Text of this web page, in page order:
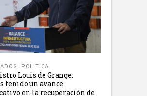
, POLÍTICA
Louis de Grange:
tenido un avance
en la recuperación de